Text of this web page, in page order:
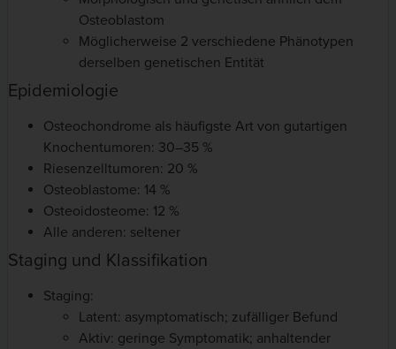
Osteoblastom
Möglicherweise 2 verschiedene Phänotypen
derselben genetischen Entität
Epidemiologie
Osteochondrome als häufigste Art von gutartigen
Knochentumoren: 30–35 %
Riesenzelltumoren: 20 %
Osteoblastome: 14 %
Osteoidosteome: 12 %
Alle anderen: seltener
Staging und Klassifikation
Staging:
Latent: asymptomatisch; zufälliger Befund
Aktiv: geringe Symptomatik; anhaltender